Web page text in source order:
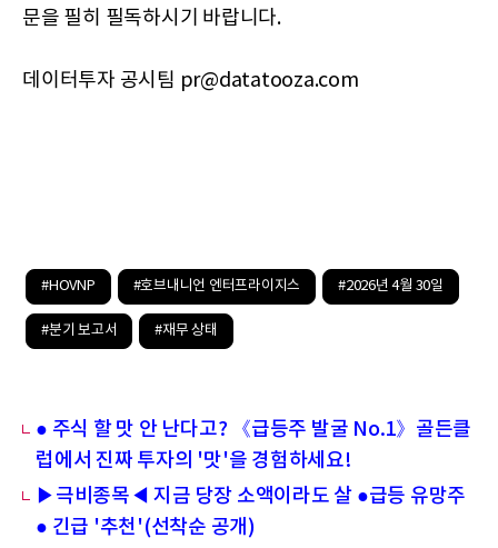
문을 필히 필독하시기 바랍니다.
데이터투자 공시팀 pr@datatooza.com
#HOVNP #호브내니언 엔터프라이지스 #2026년 4월 30일
#분기 보고서 #재무 상태
● 주식 할 맛 안 난다고? 《급등주 발굴 No.1》골든클
럽에서 진짜 투자의 '맛'을 경험하세요!
▶극비종목◀ 지금 당장 소액이라도 살 ●급등 유망주
● 긴급 '추천'(선착순 공개)